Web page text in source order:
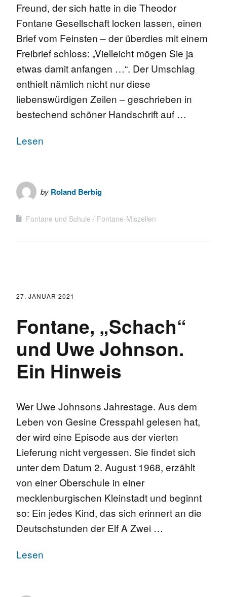
Freund, der sich hatte in die Theodor
Fontane Gesellschaft locken lassen, einen
Brief vom Feinsten – der überdies mit einem
Freibrief schloss: „Vielleicht mögen Sie ja
etwas damit anfangen …“. Der Umschlag
enthielt nämlich nicht nur diese
liebenswürdigen Zeilen – geschrieben in
bestechend schöner Handschrift auf …
Lesen
by Roland Berbig
Fontane und Schule Fontane-Miszellen
27. JANUAR 2021
Fontane, „Schach“
und Uwe Johnson.
Ein Hinweis
Wer Uwe Johnsons Jahrestage. Aus dem
Leben von Gesine Cresspahl gelesen hat,
der wird eine Episode aus der vierten
Lieferung nicht vergessen. Sie findet sich
unter dem Datum 2. August 1968, erzählt
von einer Oberschule in einer
mecklenburgischen Kleinstadt und beginnt
so: Ein jedes Kind, das sich erinnert an die
Deutschstunden der Elf A Zwei …
Lesen